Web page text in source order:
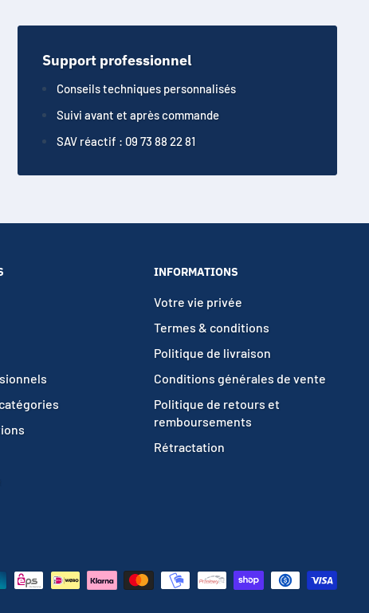
Support professionnel
Conseils techniques personnalisés
Suivi avant et après commande
SAV réactif : 09 73 88 22 81
INFORMATIONS
Votre vie privée
Termes & conditions
Politique de livraison
Conditions générales de vente
Politique de retours et
remboursements
Rétractation